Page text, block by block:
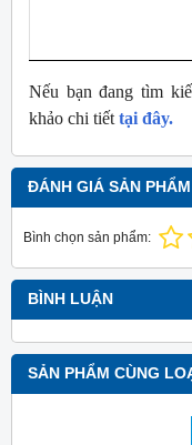
Nếu bạn đang tìm
khảo chi tiết tại đây.
ĐÁNH GIÁ SẢN PHẨM
Bình chọn sản phẩm:
BÌNH LUẬN
SẢN PHẨM CÙNG